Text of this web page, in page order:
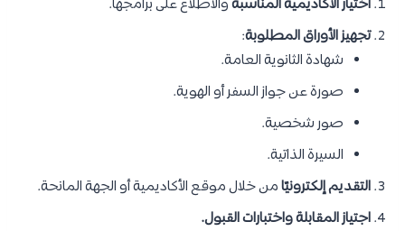
اختيار الأكاديمية المناسبةوالاطلاع على برامجها.
تجهيز الأوراق المطلوبة:
شهادة الثانوية العامة.
صورة عن جواز السفر أو الهوية.
صور شخصية.
السيرة الذاتية.
التقديم إلكترونيًامن خلال موقع الأكاديمية أو الجهة المانحة.
اجتياز المقابلة واختبارات القبول.